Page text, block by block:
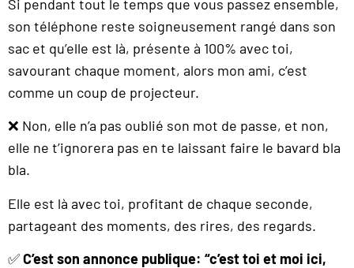
Si pendant tout le temps que vous passez ensemble,
son téléphone reste soigneusement rangé dans son
sac et qu’elle est là, présente à 100% avec toi,
savourant chaque moment, alors mon ami, c’est
comme un coup de projecteur.
❌ Non, elle n’a pas oublié son mot de passe, et non,
elle ne t’ignorera pas en te laissant faire le bavard bla
bla.
Elle est là avec toi, profitant de chaque seconde,
partageant des moments, des rires, des regards.
✅C’est son annonce publique: “c’est toi et moi ici,